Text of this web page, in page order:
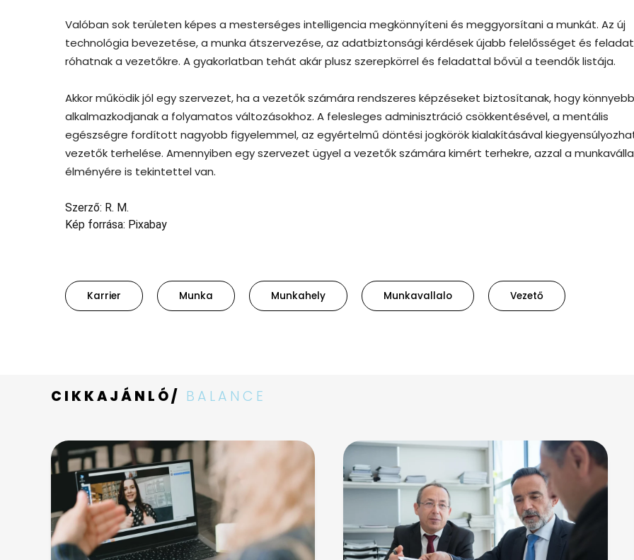
Valóban sok területen képes a mesterséges intelligencia megkönnyíteni és meggyorsítani a munkát. Az új
technológia bevezetése, a munka átszervezése, az adatbiztonsági kérdések újabb felelősséget és
róhatnak a vezetőkre. A gyakorlatban tehát akár plusz szerepkörrel és feladattal bővül a teendők listája.
Akkor működik jól egy szervezet, ha a vezetők számára rendszeres képzéseket biztosítanak, hogy
alkalmazkodjanak a folyamatos változásokhoz. A felesleges adminisztráció csökkentésével, a mentális
egészségre fordított nagyobb figyelemmel, az egyértelmű döntési jogkörök kialakításával
vezetők terhelése. Amennyiben egy szervezet ügyel a vezetők számára kimért terhekre, azzal a
élményére is tekintettel van.
Szerző: R. M.
Kép forrása: Pixabay
Karrier Munka Munkahely Munkavallalo Vezető
CIKKAJÁNLÓ/ BALANCE